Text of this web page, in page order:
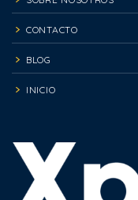
CONTACTO
BLOG
INICIO